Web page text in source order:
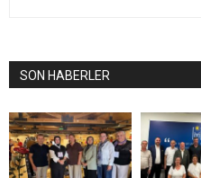
SON HABERLER